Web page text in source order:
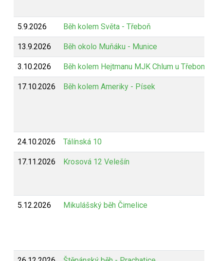
5.9.2026 Běh kolem Světa - Třeboň
13.9.2026 Běh okolo Muňáku - Munice
3.10.2026 Běh kolem Hejtmanu MJK Chlum u Třeboně
17.10.2026 Běh kolem Ameriky - Písek
24.10.2026 Tálínská 10
17.11.2026 Krosová 12 Velešín
5.12.2026 Mikulášský běh Čimelice